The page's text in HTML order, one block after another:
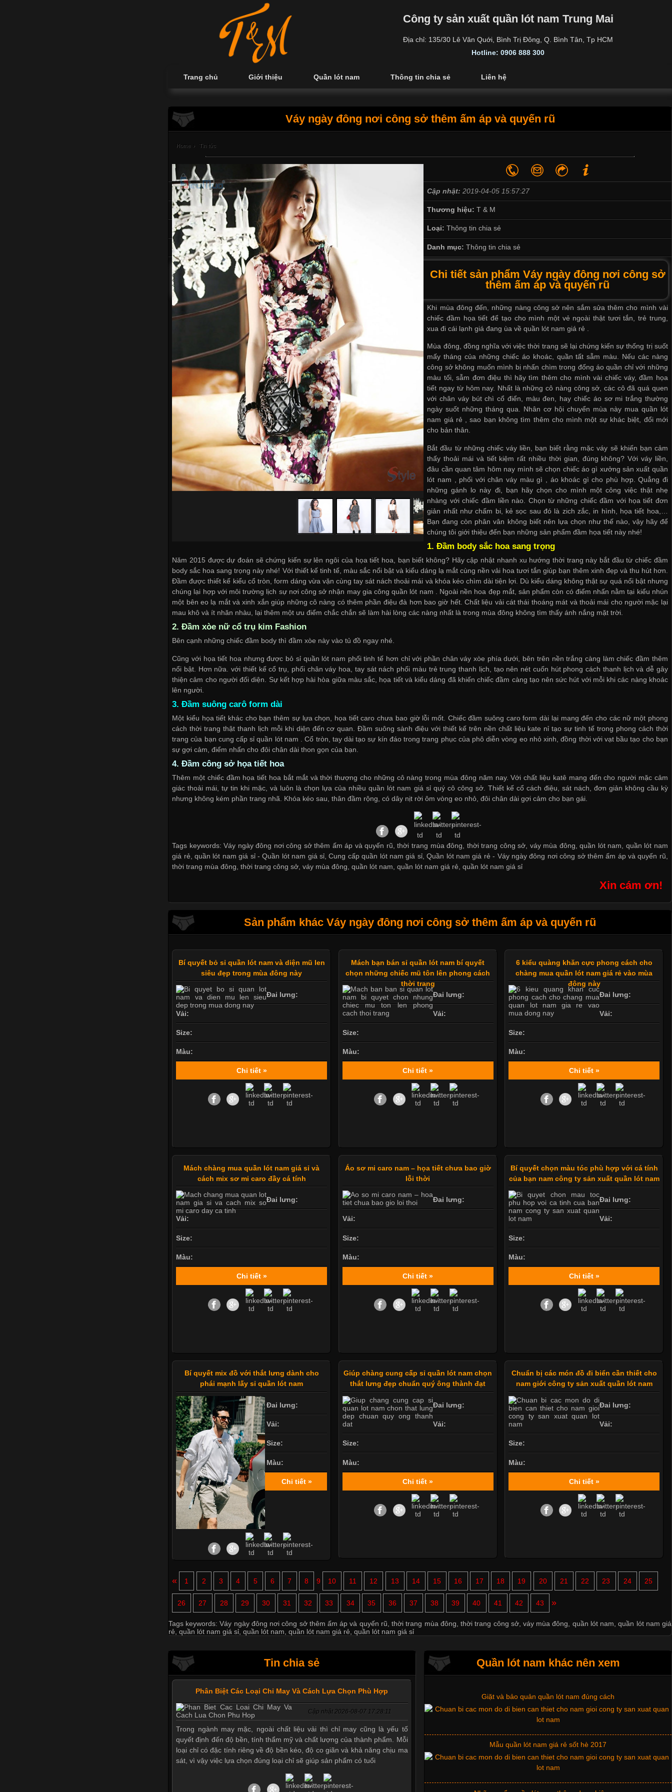
Công ty sản xuất quần lót nam Trung Mai
Địa chỉ: 135/30 Lê Văn Quới, Bình Trị Đông, Q. Bình Tân, Tp HCM
Hotline: 0906 888 300
Trang chủ Giới thiệu Quần lót nam Thông tin chia sẻ Liên hệ
Váy ngày đông nơi công sở thêm ấm áp và quyến rũ
Home › Tin tức
Cập nhật: 2019-04-05 15:57:27
Thương hiệu:T & M
Loại: Thông tin chia sẻ
Danh mục: Thông tin chia sẻ
Chi tiết sản phẩm Váy ngày đông nơi công sở
thêm ấm áp và quyến rũ
Khi mùa đông đến, những nàng công sở nên sắm sửa thêm cho mình vài
chiếc đầm họa tiết để tạo cho mình một vẻ ngoài thật tươi tắn, trẻ trung,
xua đi cái lạnh giá đang ùa vềquần lót nam giá rẻ
Mùa đông, đồng nghĩa với việc thời trang sẽ lại chứng kiến sự thống trị suốt
mấy tháng của những chiếc áo khoác, quần tất sẫm màu. Nếu các nàng
công sở không muốn mình bị nhấn chìm trong đống áo quần chỉ với những
màu tối, sẫm đơn điệu thì hãy tìm thêm cho mình vài chiếc váy, đầm họa
tiết ngay từ hôm nay. Nhất là những cô nàng công sở, các cô đã quá quen
với chân váy bút chì cổ điển, màu đen, hay chiếc áo sơ mi trắng thường
ngày suốt những tháng qua. Nhân cơ hội chuyển mùa này mua quần lót
nam giá rẻ , sao bạn không tìm thêm cho mình một sự khác biệt, đổi mới
cho bản thân.
Bắt đầu từ những chiếc váy liền, bạn biết rằng mặc váy sẽ khiến bạn cảm
thấy thoải mái và tiết kiệm rất nhiều thời gian, đúng không? Với váy liền,
đâu cần quan tâm hôm nay mình sẽ chọn chiếc áo gì xưởng sản xuất quần
lót nam , phối với chân váy màu gì , áo khoác gì cho phù hợp. Quẳng đi
những gánh lo này đi, bạn hãy chọn cho mình một công việc thật nhẹ
nhàng với chiếc đầm liền nào. Chọn từ những chiếc đầm với họa tiết đơn
giản nhất như chấm bi, kẻ sọc sau đó là zich zắc, in hình, họa tiết hoa,…
Bạn đang còn phân vân không biết nên lựa chọn như thế nào, vậy hãy để
chúng tôi giới thiệu đến bạn những sản phẩm đầm họa tiết này nhé!
1. Đầm body sắc hoa sang trọng
Năm 2015 được dự đoán sẽ chứng kiến sự lên ngôi của họa tiết hoa, bạn biết không? Hãy cập nhật nhanh xu hướng thời trang này bắt đầu từ chiếc đầm
body sắc hoa sang trọng này nhé! Với thiết kế tinh tế, màu sắc nổi bật và kiểu dáng lạ mắt cùng nền vải hoa tươi tắn giúp bạn thêm xinh đẹp và thu hút hơn.
Đầm được thiết kế kiểu cổ tròn, form dáng vừa vặn cùng tay sát nách thoải mái và khóa kéo chìm dài tiện lợi. Dù kiểu dáng không thật sự quá nổi bật nhưng
chúng lại hợp với môi trường lịch sự nơi công sở nhận may gia công quần lót nam . Ngoài nền hoa đẹp mắt, sản phẩm còn có điểm nhấn nằm tại kiểu nhún
một bên eo lạ mắt và xinh xắn giúp những cô nàng có thêm phần điệu đà hơn bao giờ hết. Chất liệu vải cát thái thoáng mát và thoải mái cho người mặc lại
mau khô và ít nhăn nhàu, lại thêm một ưu điểm chắc chắn sẽ làm hài lòng các nàng nhất là trong mùa đông không tìm thấy ánh nắng mặt trời.
2.Đầm xòe nữ cổ trụ kim Fashion
Bên cạnh những chiếc đầm body thì đầm xòe này vào tủ đồ ngay nhé.
Cũng với họa tiết hoa nhưng được bỏ sỉ quần lót nam phối tinh tế hơn chỉ với phần chân váy xòe phía dưới, bên trên nền trắng càng làm chiếc đầm thêm
nổi bật. Hơn nữa. với thiết kế cổ trụ, phối chân váy hoa, tay sát nách phối màu trẻ trung thanh lịch, tạo nên nét cuốn hút phong cách thanh lịch và dễ gây
thiện cảm cho người đối diện. Sự kết hợp hài hòa giữa màu sắc, họa tiết và kiểu dáng đã khiến chiếc đầm càng tạo nên sức hút với mỗi khi các nàng khoác
lên người.
3. Đầm suông carô form dài
Một kiểu họa tiết khác cho bạn thêm sự lựa chọn, họa tiết caro chưa bao giờ lỗi mốt. Chiếc đầm suông caro form dài lại mang đến cho các nữ một phong
cách thời trang thật thanh lịch mỗi khi diện đến cơ quan. Đầm suông sành điệu với thiết kế trên nền chất liệu kate nỉ tạo sự tinh tế trong phong cách thời
trang của bạn cung cấp sỉ quần lót nam . Cổ tròn, tay dài tạo sự kín đáo trong trang phục của phô diễn vòng eo nhỏ xinh, đồng thời với vạt bầu tạo cho bạn
sự gợi cảm, điểm nhấn cho đôi chân dài thon gọn của bạn.
4. Đầm công sở họa tiết hoa
Thêm một chiếc đầm họa tiết hoa bắt mắt và thời thượng cho những cô nàng trong mùa đông năm nay. Với chất liệu katê mang đến cho người mặc cảm
giác thoải mái, tự tin khi mặc, và luôn là chọn lựa của nhiềuquần lót nam giá sỉquý cô công sở. Thiết kế cổ cách điệu, sát nách, đơn giản không cầu kỳ
nhưng không kém phần trang nhã. Khóa kéo sau, thân đầm rộng, có dây nịt rời ôm vòng eo nhỏ, đôi chân dài gợi cảm cho bạn gái.
Tags keywords: Váy ngày đông nơi công sở thêm ấm áp và quyến rũ, thời trang mùa đông, thời trang công sở, váy mùa đông, quần lót nam, quần lót nam
giá rẻ, quần lót nam giá sỉ -Quần lót nam giá sỉ,Cung cấp quần lót nam giá sỉ,Quần lót nam giá rẻ - Váy ngày đông nơi công sở thêm ấm áp và quyến rũ
thời trang mùa đông ,thời trang công sở ,váy mùa đông ,quần lót nam ,quần lót nam giá rẻ ,quần lót nam giá sỉ
Xin cám ơn!
Sản phẩm khác Váy ngày đông nơi công sở thêm ấm áp và quyến rũ
Bí quyết bỏ sỉ quần lót nam và diện mũ len
siêu đẹp trong mùa đông này
Đai lưng:
Vải:
Size:
Màu:
Chi tiết »
Mách bạn bán sỉ quần lót nam bí quyết
chọn những chiếc mũ tôn lên phong cách
thời trang
Đai lưng:
Vải:
Size:
Màu:
Chi tiết »
6 kiểu quàng khăn cực phong cách cho
chàng mua quần lót nam giá rẻ vào mùa
đông này
Đai lưng:
Vải:
Size:
Màu:
Chi tiết »
Mách chàng mua quần lót nam giá sỉ và
cách mix sơ mi caro đầy cá tính
Đai lưng:
Vải:
Size:
Màu:
Chi tiết »
Áo sơ mi caro nam – họa tiết chưa bao giờ
lỗi thời
Đai lưng:
Vải:
Size:
Màu:
Chi tiết »
Bí quyết chọn màu tóc phù hợp với cá tính
của bạn nam công ty sản xuất quần lót nam
Đai lưng:
Vải:
Size:
Màu:
Chi tiết »
Bí quyết mix đồ với thắt lưng dành cho
phái mạnh lấy sỉ quần lót nam
Đai lưng:
Vải:
Size:
Màu:
Chi tiết »
Giúp chàng cung cấp sỉ quần lót nam chọn
thắt lưng đẹp chuẩn quý ông thành đạt
Đai lưng:
Vải:
Size:
Màu:
Chi tiết »
Chuẩn bị các món đồ đi biển cần thiết cho
nam giới công ty sản xuất quần lót nam
Đai lưng:
Vải:
Size:
Màu:
Chi tiết »
« 1 2 3 4 5 6 7 8 9 10 11 12 13 14 15 16 17 18 19 20 21 22 23 24 25
26 27 28 29 30 31 32 33 34 35 36 37 38 39 40 41 42 43 »
Tags keywords:Váy ngày đông nơi công sở thêm ấm áp và quyến rũ,thời trang mùa đông,thời trang công sở,váy mùa đông, quần lót nam,quần lót nam giá
rẻ, quần lót nam giá sỉ, quần lót nam, quần lót nam giá rẻ, quần lót nam giá sỉ
Tin chia sẻ
Phân Biệt Các Loại Chỉ May Và Cách Lựa Chọn Phù Hợp
Cập nhật 2026-08-07 17:28:11
Trong ngành may mặc, ngoài chất liệu vải thì chỉ may cũng là yếu tố
quyết định đến độ bền, tính thẩm mỹ và chất lượng của thành phẩm. Mỗi
loại chỉ có đặc tính riêng về độ bền kéo, độ co giãn và khả năng chịu ma
sát, vì vậy việc lựa chọn đúng loại chỉ sẽ giúp sản phẩm có tuổi
Quần lót nam khác nên xem
Mẫu quần short quần lót nam nữ hè thu 2017
Xu hướng thời trang trẻ và quần lót nam giá sỉ
Mẫu quần lót nam giá rẻ sốt hè 2017
Những mẩu quần lót nam thông dụng hiện nay